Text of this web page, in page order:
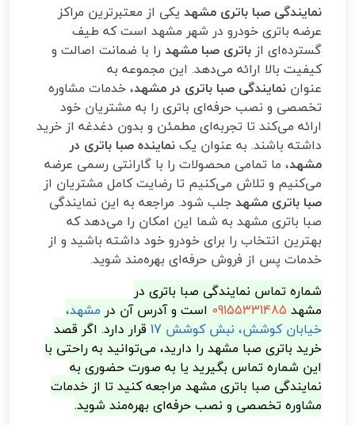
نمایندگی صبا باتری مشهد یکی از معتبرترین مراکز
عرضه باتری خودرو در شهر مشهد است که طیف
گسترده‌ای از باتری صبا مشهد را با ضمانت اصالت و
کیفیت بالا ارائه می‌دهد. این مجموعه به
عنوان نمایندگی صبا باتری در مشهد، خدمات مشاوره
تخصصی و نصب حرفه‌ای باتری را به مشتریان خود
ارائه می‌کند تا تجربه‌ای مطمئن و بدون دغدغه از خرید
داشته باشند. به عنوان یکنماینده صبا باتری در
مشهد، ما تمامی محصولات را با گارانتی رسمی عرضه
می‌کنیم و تلاش می‌کنیم تا رضایت کامل مشتریان از
صبا باتری مشهدجلب شود. مراجعه به این نمایندگی
صبا باتری مشهد به شما این امکان را می‌دهد که
بهترین انتخاب را برای خودرو خود داشته باشید و از
خدمات پس از فروش حرفه‌ای بهره‌مند شوید.
شماره تماس نمایندگی صبا باتری در
مشهد 09155331485 است و آدرس آن در مشهد،
خیابان کوشش، نبش کوشش 17
قرار دارد. اگر قصد
خرید باتری صبا مشهد را دارید، می‌توانید به راحتی با
این شماره تماس بگیرید یا به صورت حضوری به
نمایندگی صبا باتری مشهد مراجعه کنید تا از خدمات
مشاوره تخصصی و نصب حرفه‌ای بهره‌مند شوید.